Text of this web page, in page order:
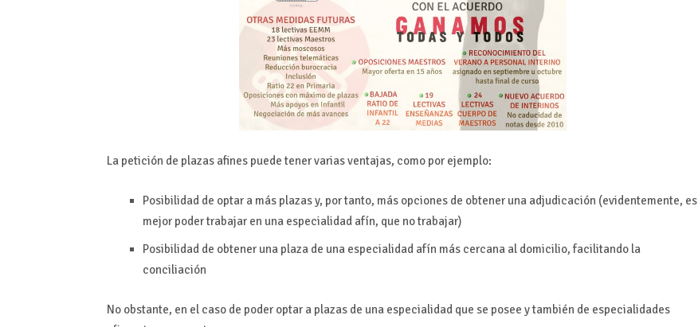
La petición de plazas afines puede tener varias ventajas, como por ejemplo:
Posibilidad de optar a más plazas y, por tanto, más opciones de obtener una adjudicación (evidentemente, es
mejor poder trabajar en una especialidad afín, que no trabajar)
Posibilidad de obtener una plaza de una especialidad afín más cercana al domicilio, facilitando la
conciliación
No obstante, en el caso de poder optar a plazas de una especialidad que se posee y también de especialidades